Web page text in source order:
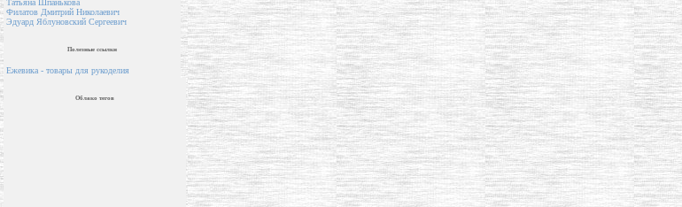
Татьяна Шпанькова
Филатов Дмитрий Николаевич
Эдуард Яблуновский Сергеевич
Полезные ссылки
Ежевика - товары для рукоделия
Облако тегов